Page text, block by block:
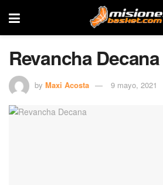
Revancha Decana
by Maxi Acosta 9 mayo, 2021